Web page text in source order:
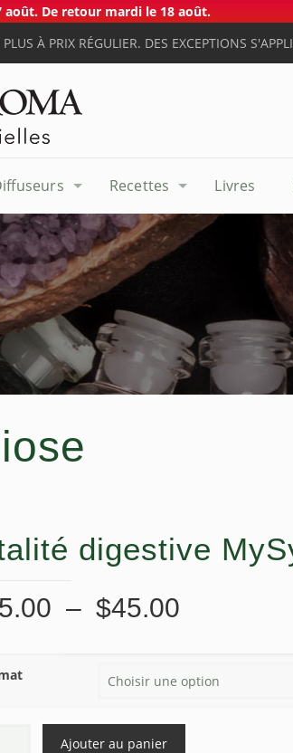
août. De retour mardi le 18 août.
À PRIX RÉGULIER. DES EXCEPTIONS
Recettes Livres
digestive
– $45.00Plage
$25.00
Ajouter au panier